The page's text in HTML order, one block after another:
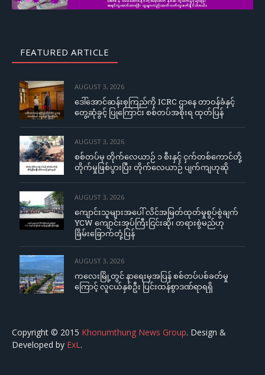
FEATURED ARTICLE
AUGUST 3, 2026
ဒေါ်အောင်ဆန်းစုကြည်ကို ICRC ဌာနေ တာဝန်ခံနှင့်
တွေ့ဆုံခွင့် ပြုကြောင်း စစ်တပ်အစိုးရ ထုတ်ပြန်
AUGUST 3, 2026
စစ်တပ်မှ တိုက်လေယာဉ် ၁ စီးနှင့် ငှက်တစ်ကောင်တို့
တိုက်မှုဖြစ်ပွားပြီး တိုက်လေယာဉ် ပျက်ကျဟုဆို
AUGUST 3, 2026
ကျောင်းသူများအပေါ် လိင်အမြတ်ထုတ်မှုစွပ်စွဲချက်
YCW ကျောင်းအုပ်ကြီးငြင်းဆို၊ တရားစွဲမည်ဟု
ခြိမ်းခြောက်တုံ့ပြန်
AUGUST 3, 2026
ကလေးမြို့တွင် နာရေးမှအပြန် စစ်တပ်ပစ်ခတ်မှု
ကြောင့် လူငယ်နှစ်ဦး ပြင်းထန်စွာဒဏ်ရာရရှိ
Copyright © 2015 Khonumthung News Group. Design &
Developed by ExL.